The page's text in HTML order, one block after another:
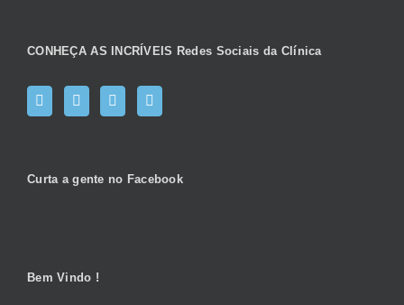
CONHEÇA AS INCRÍVEIS Redes Sociais da Clínica
Curta a gente no Facebook
Bem Vindo !